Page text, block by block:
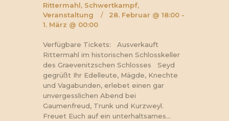
Rittermahl, Schwertkampf,
Veranstaltung
28. Februar @ 18:00 -
1. März @ 00:00
Verfügbare Tickets: Ausverkauft
Rittermahl im historischen Schlosskeller
des Graevenitzschen Schlosses Seyd
gegrüßt Ihr Edelleute, Mägde, Knechte
und Vagabunden, erlebet einen gar
unvergesslichen Abend bei
Gaumenfreud, Trunk und Kurzweyl.
Freuet Euch auf ein unterhaltsames…